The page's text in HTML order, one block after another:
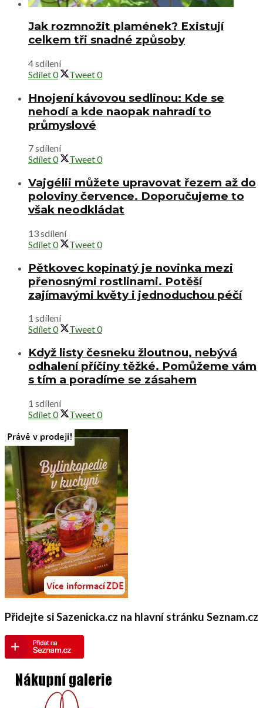
Jak rozmnožit plamének? Existují
celkem tři snadné způsoby
4 sdílení
Sdílet0 Tweet0
Hnojení kávovou sedlinou: Kde se
nehodí a kde naopak nahradí to
průmyslové
7 sdílení
Sdílet0 Tweet0
Vajgélii můžete upravovat řezem až do
poloviny července. Doporučujeme to
však neodkládat
13 sdílení
Sdílet0 Tweet0
Pětkovec kopinatý je novinka mezi
přenosnými rostlinami. Potěší
zajímavými květy i jednoduchou péčí
1 sdílení
Sdílet0 Tweet0
Když listy česneku žloutnou, nebývá
odhalení příčiny těžké. Pomůžeme vám
s tím a poradíme se zásahem
1 sdílení
Sdílet0 Tweet0
Přidejte si Sazenicka.cz na hlavní stránku Seznam.cz